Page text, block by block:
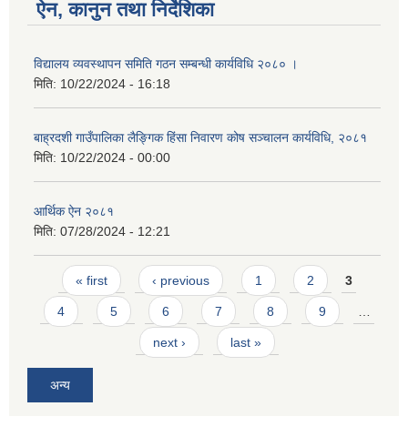
ऐन, कानुन तथा निर्देशिका
विद्यालय व्यवस्थापन समिति गठन सम्बन्धी कार्यविधि २०८० ।
मिति: 10/22/2024 - 16:18
बाह्रदशी गाउँपालिका लैङ्गिक हिंसा निवारण कोष सञ्चालन कार्यविधि, २०८१
मिति: 10/22/2024 - 00:00
आर्थिक ऐन २०८१
मिति: 07/28/2024 - 12:21
Pages
« first ‹ previous 1 2 3
4 5 6 7 8 9 …
next › last »
अन्य